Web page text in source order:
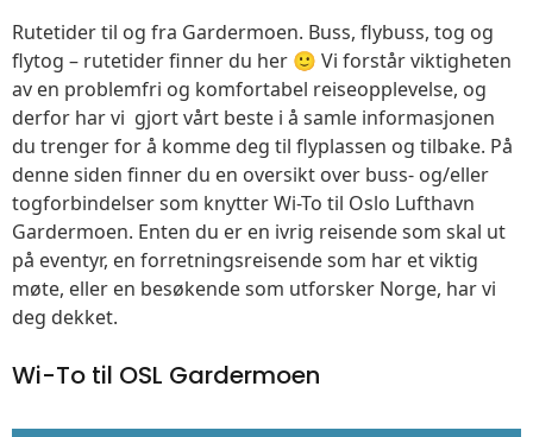
Rutetider til og fra Gardermoen. Buss, flybuss, tog og
flytog – rutetider finner du her 🙂 Vi forstår viktigheten
av en problemfri og komfortabel reiseopplevelse, og
derfor har vi gjort vårt beste i å samle informasjonen
du trenger for å komme deg til flyplassen og tilbake. På
denne siden finner du en oversikt over buss- og/eller
togforbindelser som knytter Wi-To til Oslo Lufthavn
Gardermoen. Enten du er en ivrig reisende som skal ut
på eventyr, en forretningsreisende som har et viktig
møte, eller en besøkende som utforsker Norge, har vi
deg dekket.
Wi-To til OSL Gardermoen